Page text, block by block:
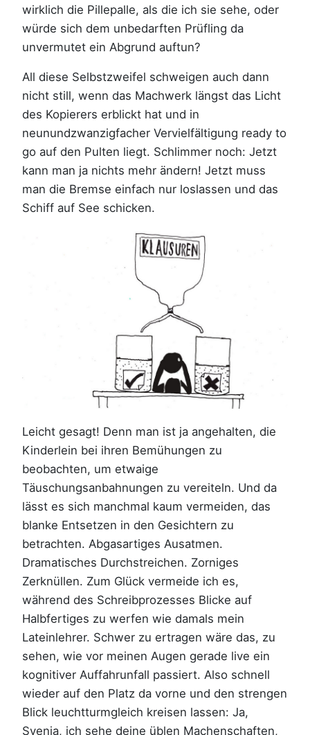
wirklich die Pillepalle, als die ich sie sehe, oder
würde sich dem unbedarften Prüfling da
unvermutet ein Abgrund auftun?
All diese Selbstzweifel schweigen auch dann
nicht still, wenn das Machwerk längst das Licht
des Kopierers erblickt hat und in
neunundzwanzigfacher Vervielfältigung ready to
go auf den Pulten liegt. Schlimmer noch: Jetzt
kann man ja nichts mehr ändern! Jetzt muss
man die Bremse einfach nur loslassen und das
Schiff auf See schicken.
Leicht gesagt! Denn man ist ja angehalten, die
Kinderlein bei ihren Bemühungen zu
beobachten, um etwaige
Täuschungsanbahnungen zu vereiteln. Und da
lässt es sich manchmal kaum vermeiden, das
blanke Entsetzen in den Gesichtern zu
betrachten. Abgasartiges Ausatmen.
Dramatisches Durchstreichen. Zorniges
Zerknüllen. Zum Glück vermeide ich es,
während des Schreibprozesses Blicke auf
Halbfertiges zu werfen wie damals mein
Lateinlehrer. Schwer zu ertragen wäre das, zu
sehen, wie vor meinen Augen gerade live ein
kognitiver Auffahrunfall passiert. Also schnell
wieder auf den Platz da vorne und den strengen
Blick leuchtturmgleich kreisen lassen: Ja,
Svenja, ich sehe deine üblen Machenschaften,